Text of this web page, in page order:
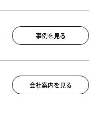
事例を見る
会社案内を見る